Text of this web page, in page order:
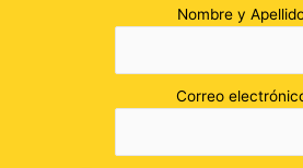
Nombre y
Correo